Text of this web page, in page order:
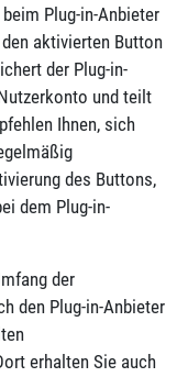
Plug-in-Anbieter
aktivierten Button
der Plug-in-
und teilt
Ihnen, sich
des Buttons,
dem Plug-in-
der
den Plug-in-Anbieter
erhalten Sie auch